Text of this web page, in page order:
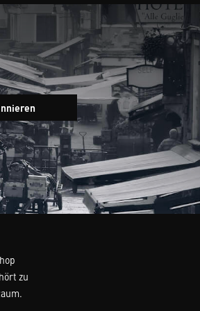
Newsletter
Eingabefeld
zu